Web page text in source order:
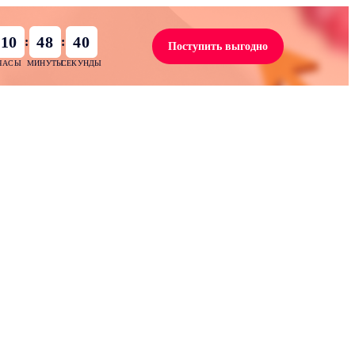
10 : 48 : 39 Поступить выгодно